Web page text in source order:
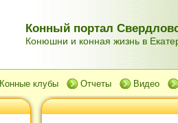
Конный портал
Конюшни и конная жизнь в
Конные клубы Отчеты Видео